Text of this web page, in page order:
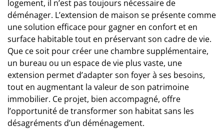
logement, il n’est pas toujours nécessaire de
déménager. L’extension de maison se présente comme
une solution efficace pour gagner en confort et en
surface habitable tout en préservant son cadre de vie.
Que ce soit pour créer une chambre supplémentaire,
un bureau ou un espace de vie plus vaste, une
extension permet d’adapter son foyer à ses besoins,
tout en augmentant la valeur de son patrimoine
immobilier. Ce projet, bien accompagné, offre
l’opportunité de transformer son habitat sans les
désagréments d’un déménagement.